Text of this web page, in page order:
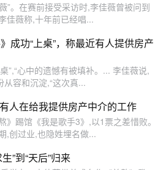
”。在赛前接受采访时,李佳薇曾被问到
佳薇称,十年前已经唱...
成功“上桌”，称最近有人提供房产
”,“心中的遗憾有被填补。... 李佳薇说,
容和沉淀,“这次真...
人在给我提供房产中介的工作
》踢馆《我是歌手3》,以1票之差惜败。
,创过业,也隐姓埋名做...
”到“天后”归来